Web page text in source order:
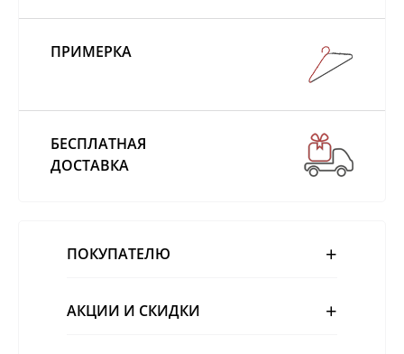
ПРИМЕРКА
БЕСПЛАТНАЯ
ДОСТАВКА
ПОКУПАТЕЛЮ
АКЦИИ И СКИДКИ